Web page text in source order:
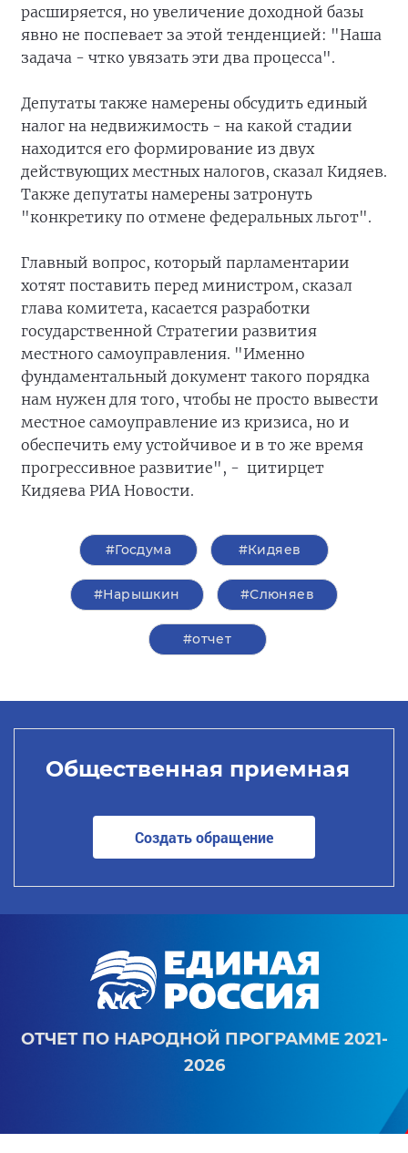
расширяется, но увеличение доходной базы
явно не поспевает за этой тенденцией: "Наша
задача - чтко увязать эти два процесса".
Депутаты также намерены обсудить единый
налог на недвижимость - на какой стадии
находится его формирование из двух
действующих местных налогов, сказал Кидяев.
Также депутаты намерены затронуть
"конкретику по отмене федеральных льгот".
Главный вопрос, который парламентарии
хотят поставить перед министром, сказал
глава комитета, касается разработки
государственной Стратегии развития
местного самоуправления. "Именно
фундаментальный документ такого порядка
нам нужен для того, чтобы не просто вывести
местное самоуправление из кризиса, но и
обеспечить ему устойчивое и в то же время
прогрессивное развитие", - цитирцет
Кидяева РИА Новости.
#Госдума #Кидяев
#Нарышкин #Слюняев
#отчет
Общественная приемная
Создать обращение
ОТЧЕТ ПО НАРОДНОЙ ПРОГРАММЕ 2021-
2026